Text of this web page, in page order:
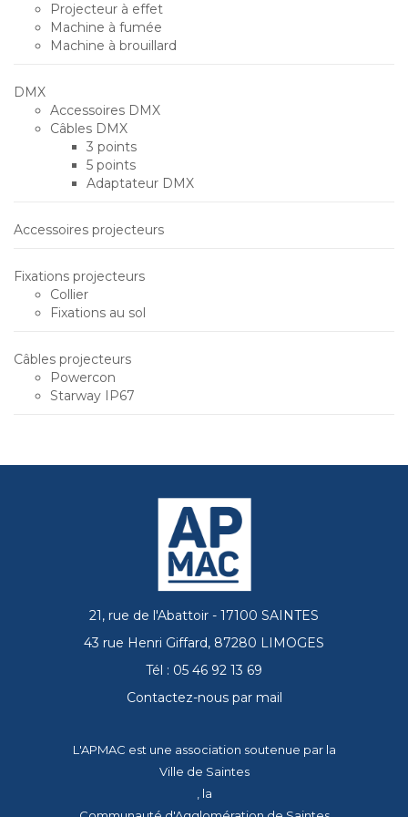
Projecteur à effet
Machine à fumée
Machine à brouillard
DMX
Accessoires DMX
Câbles DMX
3 points
5 points
Adaptateur DMX
Accessoires projecteurs
Fixations projecteurs
Collier
Fixations au sol
Câbles projecteurs
Powercon
Starway IP67
21, rue de l'Abattoir - 17100 SAINTES
43 rue Henri Giffard, 87280 LIMOGES
Tél : 05 46 92 13 69
Contactez-nous par mail
L'APMAC est une association soutenue par la
Ville de Saintes
, la